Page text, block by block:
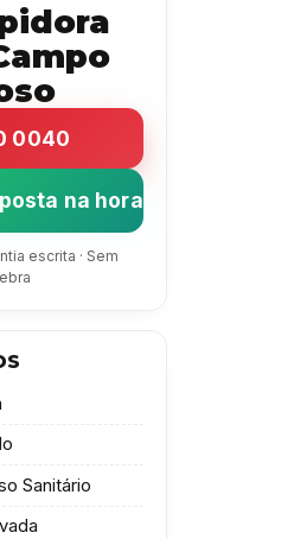
0040
na hora
escrita · Sem
Sanitário